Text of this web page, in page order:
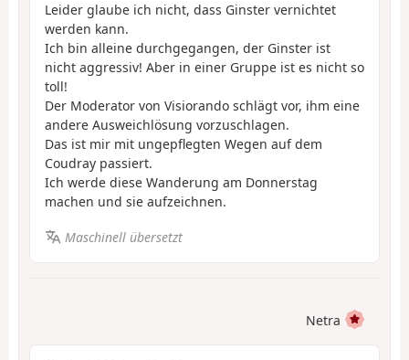
Leider glaube ich nicht, dass Ginster vernichtet
werden kann.
Ich bin alleine durchgegangen, der Ginster ist
nicht aggressiv! Aber in einer Gruppe ist es nicht so
toll!
Der Moderator von Visiorando schlägt vor, ihm eine
andere Ausweichlösung vorzuschlagen.
Das ist mir mit ungepflegten Wegen auf dem
Coudray passiert.
Ich werde diese Wanderung am Donnerstag
machen und sie aufzeichnen.
Maschinell übersetzt
Netra